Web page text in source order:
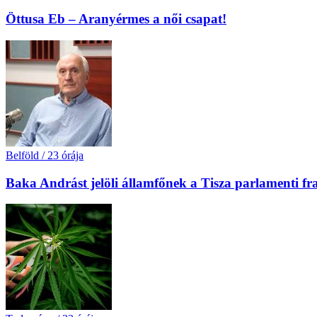
Öttusa Eb – Aranyérmes a női csapat!
Belföld / 23 órája
Baka Andrást jelöli államfőnek a Tisza parlamenti